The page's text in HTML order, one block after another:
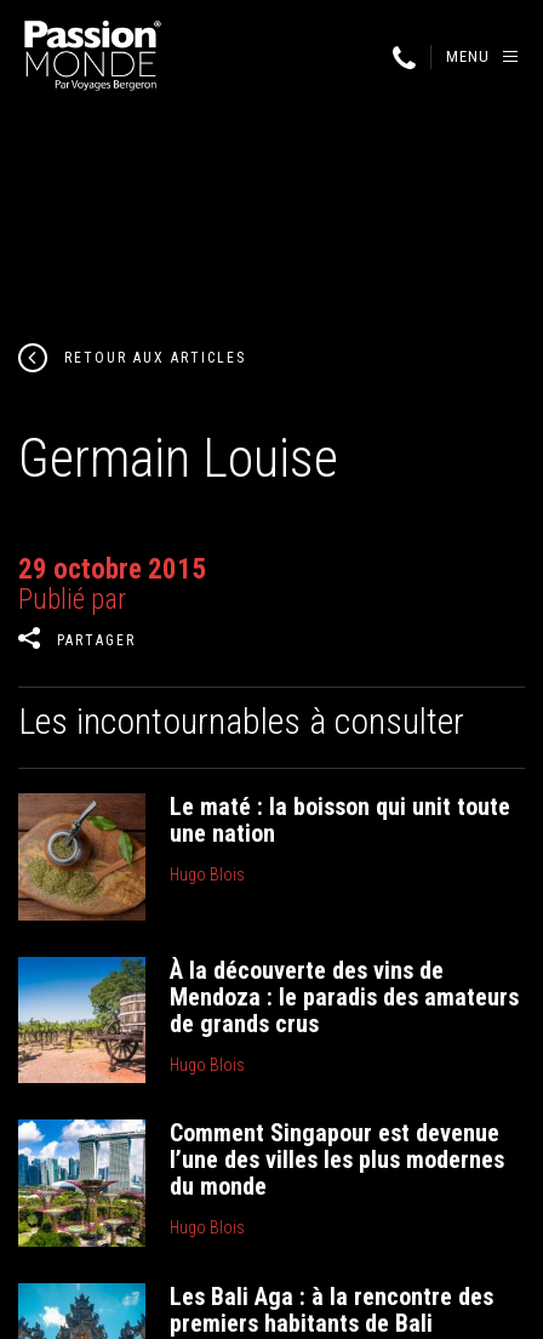
MENU
RETOUR AUX ARTICLES
Germain Louise
29 octobre 2015
Publié par
PARTAGER
Les incontournables à consulter
Le maté : la boisson qui unit toute
une nation
Hugo Blois
À la découverte des vins de
Mendoza : le paradis des amateurs
de grands crus
Hugo Blois
Comment Singapour est devenue
l’une des villes les plus modernes
du monde
Hugo Blois
Les Bali Aga : à la rencontre des
premiers habitants de Bali